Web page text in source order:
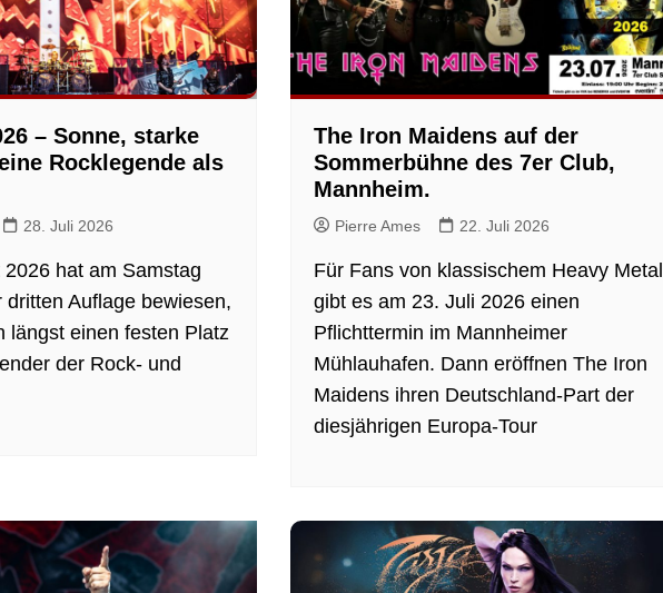
– Sonne, starke
Rocklegende als
28. Juli 2026
hat am Samstag
dritten Auflage bewiesen,
längst einen festen Platz
der Rock- und
The Iron Maidens auf der
Sommerbühne des 7er Club,
Mannheim.
Pierre Ames 22. Juli 2026
Für Fans von klassischem Heavy Metal
gibt es am 23. Juli 2026 einen
Pflichttermin im Mannheimer
Mühlauhafen. Dann eröffnen The Iron
Maidens ihren Deutschland-Part der
diesjährigen Europa-Tour